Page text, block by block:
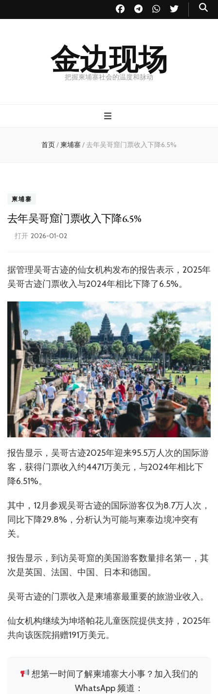
金边现场
把握柬埔寨社会的温度和脉动
首页/ 柬埔寨 /去年吴哥窟门票收入下降6.5%
柬埔寨
去年吴哥窟门票收入下降6.5%
打开 2026-01-02
据管理吴哥古迹的仙女机构发布的报告表示，2025年
吴哥古迹门票收入与2024年相比下降了6.5%。
报告显示，吴哥古迹2025年迎来95.5万人次的国际游
客，获得门票收入约4471万美元，与2024年相比下
降6.51%。
其中，12月参观吴哥古迹的国际游客仅为8.7万人次，
同比下降29.8%，分析认为可能与柬泰边境冲突有
关。
报告显示，到访吴哥窟的美国游客数量排名第一，其
次是英国、法国、中国、日本和德国。
吴哥古迹的门票收入是柬埔寨最重要的旅游业收入。
仙女机构继续为坤塔帕花儿童医院提供支持，2025年
共向该医院捐赠191万美元。
想第一时间了解柬埔寨大小事？加入我们的
WhatsApp 频道：